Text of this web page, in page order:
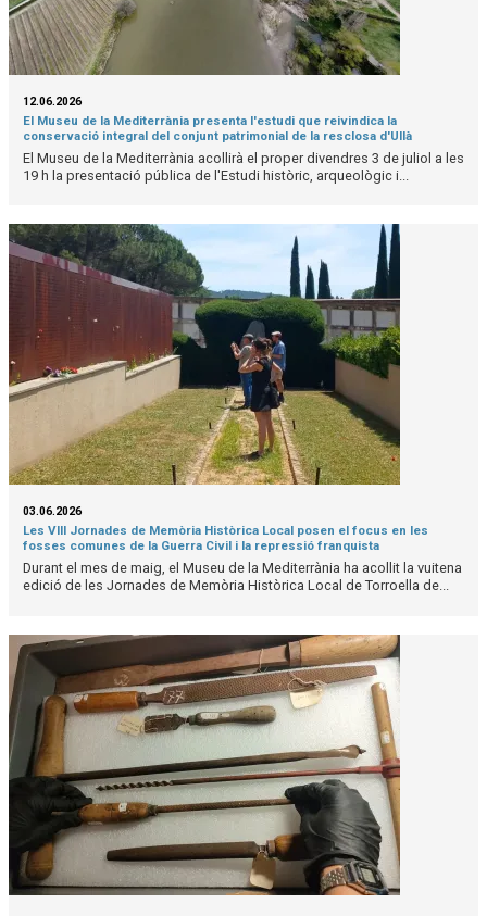
12.06.2026
El Museu de la Mediterrània presenta l'estudi que reivindica la
conservació integral del conjunt patrimonial de la resclosa d'Ullà
El Museu de la Mediterrània acollirà el proper divendres 3 de juliol a les
19 h la presentació pública de l'Estudi històric, arqueològic i...
03.06.2026
Les VIII Jornades de Memòria Històrica Local posen el focus en les
fosses comunes de la Guerra Civil i la repressió franquista
Durant el mes de maig, el Museu de la Mediterrània ha acollit la vuitena
edició de les Jornades de Memòria Històrica Local de Torroella de...